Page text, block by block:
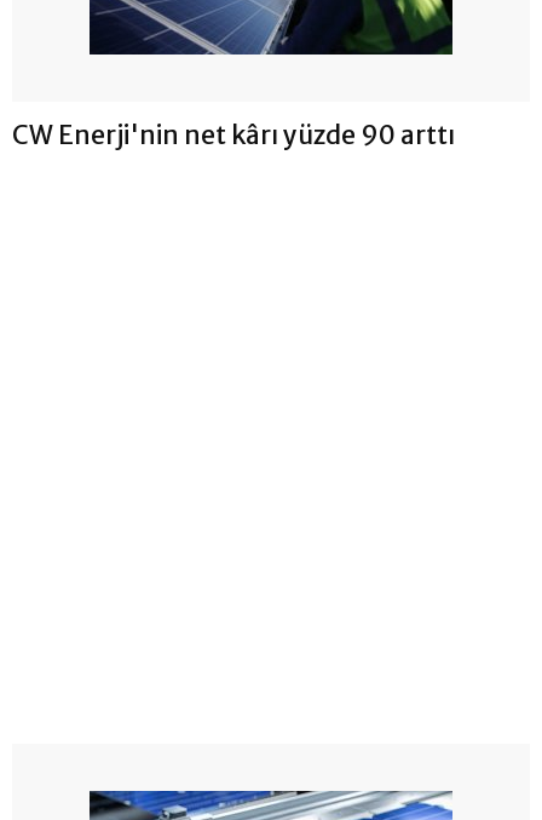
CW Enerji'nin net kârı yüzde 90 arttı